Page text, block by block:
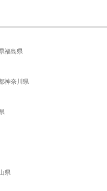
福島県
神奈川県
県